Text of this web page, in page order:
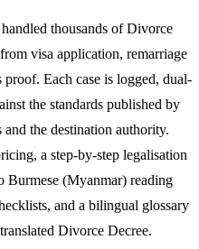
thousands of Divorce
visa application, remarriage
Each case is logged, dual-
the standards published by
the destination authority.
a step-by-step legalisation
Burmese (Myanmar) reading
and a bilingual glossary
Divorce Decree.